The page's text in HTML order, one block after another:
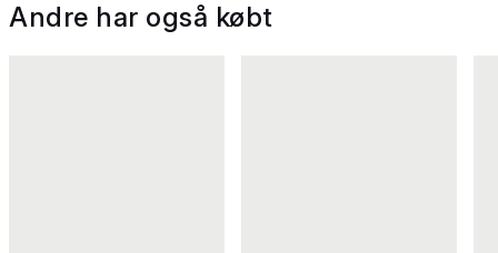
Andre har også købt